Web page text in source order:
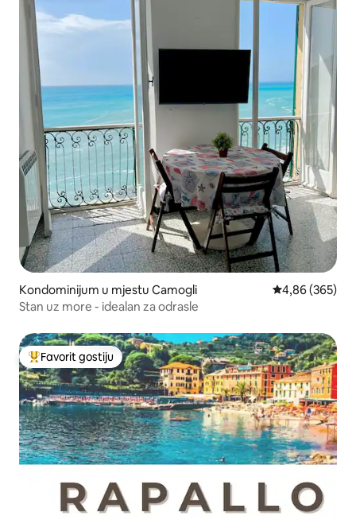
Kondominijum u mjestu Camogli prosječna
4,86 (365)
Stan uz more - idealan za odrasle
Glavni favorit gostiju
Favorit gostiju